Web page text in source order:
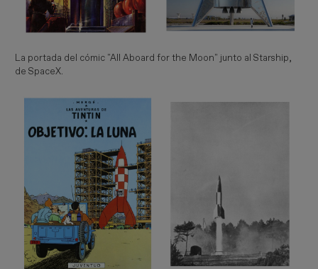
La portada del cómic "All Aboard for the Moon" junto al Starship,
de SpaceX.